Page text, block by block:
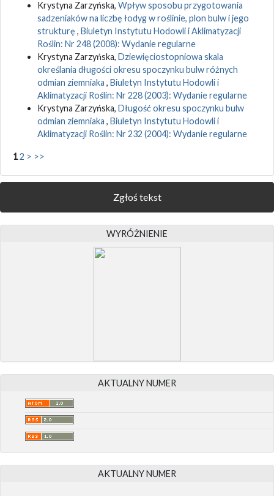
Krystyna Zarzyńska, Wpływ sposobu przygotowania
sadzeniaków na liczbę łodyg w roślinie, plon bulw i jego
strukturę , Biuletyn Instytutu Hodowli i Aklimatyzacji
Roślin: Nr 248 (2008): Wydanie regularne
Krystyna Zarzyńska, Dziewięciostopniowa skala
określania długości okresu spoczynku bulw różnych
odmian ziemniaka , Biuletyn Instytutu Hodowli i
Aklimatyzacji Roślin: Nr 228 (2003): Wydanie regularne
Krystyna Zarzyńska, Długość okresu spoczynku bulw
odmian ziemniaka , Biuletyn Instytutu Hodowli i
Aklimatyzacji Roślin: Nr 232 (2004): Wydanie regularne
12 > >>
Zgłoś tekst
WYRÓŻNIENIE
AKTUALNY NUMER
AKTUALNY NUMER